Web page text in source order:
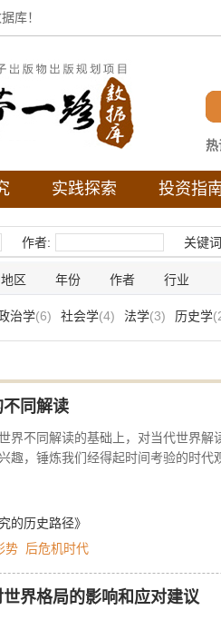
库！
热
互
实践探索 投资指
作者: 关键
地区 年份 作者 行业
治学(6) 社会学(4) 法学(3) 历史学
不同解读
界不同解读的基础上，对当代世界
趣，锤炼我们经得起时间考验的时代
文所涉及的“当代”，是从冷战结束时起
的历史路径》
势 后危机时代
界格局的影响和应对建议